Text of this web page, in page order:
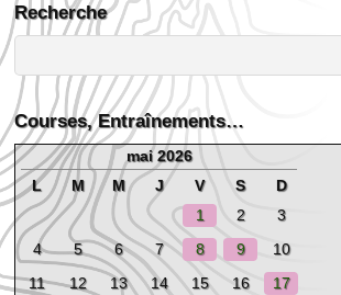
Recherche
Courses, Entraînements…
mai 2026
L
M M J V S
D
1
2
3
4
5 6 7 8 9
10
11
12 13 14 15 16
17